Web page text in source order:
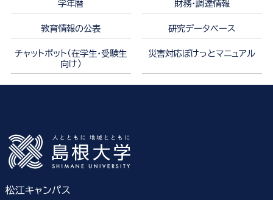
学年暦 財務・調達情報
教育情報の公表 研究データベース
チャットボット（在学生・受験生
向け）
災害対応ぽけっとマニュアル
松江キャンパス